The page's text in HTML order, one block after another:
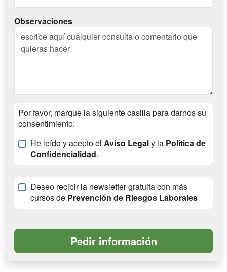
Observaciones
Por favor, marque la siguiente casilla para darnos su
consentimiento:
He leído y acepto el Aviso Legaly la Política de
Confidencialidad.
Deseo recibir la newsletter gratuita con más
cursos de Prevención de Riesgos Laborales